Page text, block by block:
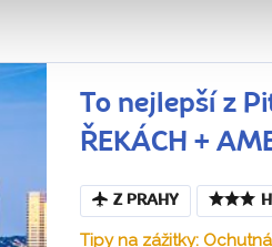
To nejlepší z
ŘEKÁCH +
Z PRAHY
Tipy na zážitky: